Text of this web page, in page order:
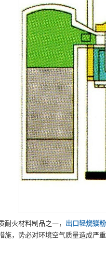
耐火材料制品之一， 出口轻烧镁粉
施，势必对环境空气质量造成严